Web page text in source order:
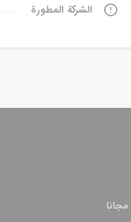
الشركة المطورة